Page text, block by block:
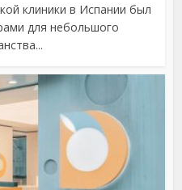
клиники в Испании был
для небольшого